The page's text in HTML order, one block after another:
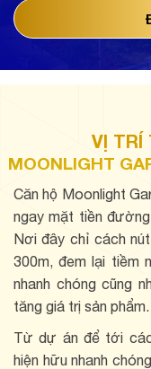
VỊ
MOONLIGHT
Căn hộ Moonlight
ngay mặt tiền
Nơi đây chỉ cách
300m, đem lại tiềm
nhanh chóng cũng
tăng giá trị sản phẩm.
Từ dự án để tới các
hiện hữu nhanh